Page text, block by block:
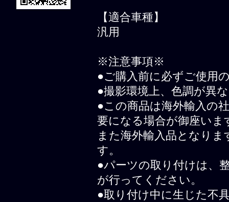
【適合車種】
汎用
※注意事項※
●ご購入前に必ずご使用
●撮影環境上、色調が異
●この商品は海外輸入の
要になる場合が御座いま
また海外輸入品となり
す。
●パーツの取り付けは、
が行ってください。
●取り付け中に生じた不